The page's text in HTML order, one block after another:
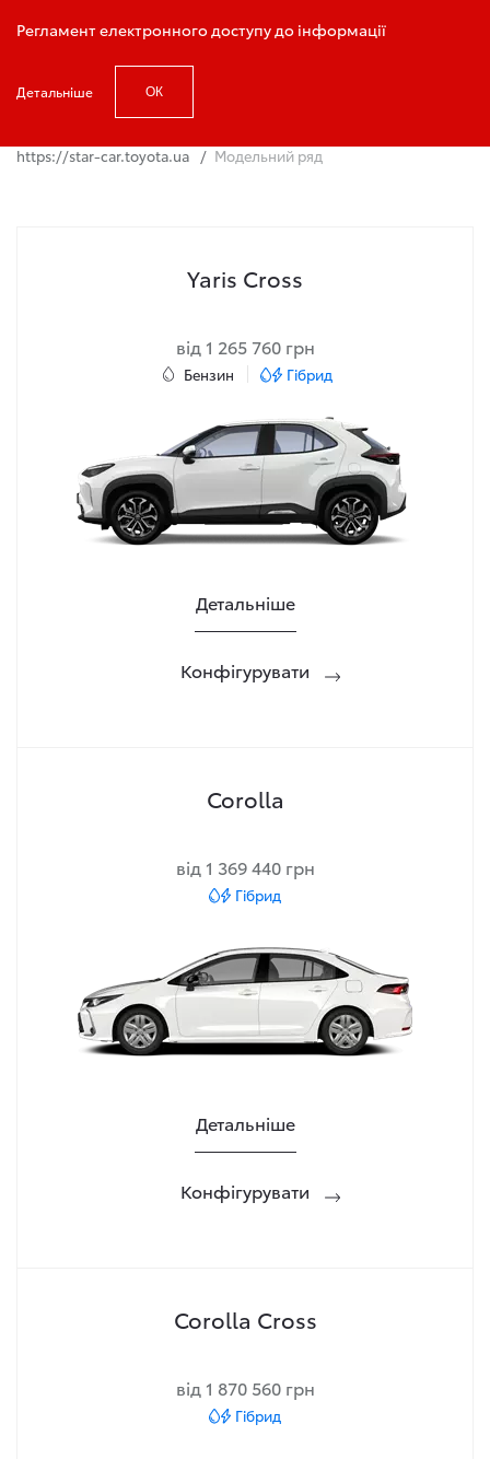
Регламент електронного доступу до інформації
Детальніше ОК
Запис на тест-драйв
https://star-car.toyota.ua Модельний ряд
Yaris Cross
від 1 265 760 грн
Бензин Гібрид
Детальніше
Конфігурувати
Corolla
від 1 369 440 грн
Гібрид
Детальніше
Конфігурувати
Corolla Cross
від 1 870 560 грн
Гібрид